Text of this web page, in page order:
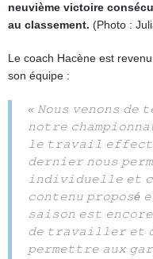
neuvième victoire
au classement. (Photo :
Le coach Hacène est
son équipe :
« 𝙽𝚘𝚞𝚜 𝚟𝚎𝚗𝚘𝚗𝚜 𝚍𝚎
𝚗𝚘𝚝𝚛𝚎
𝚕𝚎 𝚝𝚛𝚊𝚟𝚊𝚒𝚕
𝚍𝚎𝚛𝚗𝚒𝚎𝚛 𝚗𝚘𝚞𝚜
𝚒𝚗𝚍𝚒𝚟𝚒𝚍𝚞𝚎𝚕𝚕𝚎 𝚎𝚝
𝚌𝚘𝚗𝚝𝚎𝚗𝚞 𝚙𝚛𝚘𝚙𝚘𝚜é
𝚜𝚊𝚒𝚜𝚘𝚗 𝚎𝚜𝚝
𝚍𝚎 𝚝𝚛𝚊𝚟𝚊𝚒𝚕𝚕𝚎𝚛 𝚎𝚝
𝚙𝚎𝚛𝚖𝚎𝚝𝚝𝚛𝚎 𝚊𝚞𝚡